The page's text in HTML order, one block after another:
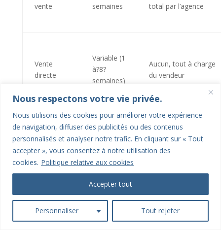
Nous respectons votre vie privée.
Nous utilisons des cookies pour améliorer votre expérience
de navigation, diffuser des publicités ou des contenus
personnalisés et analyser notre trafic. En cliquant sur « Tout
accepter », vous consentez à notre utilisation des
cookies. Politique relative aux cookies
Personnaliser Tout rejeter
Accepter tout
vente
semaines
total par l’agence
Vente
directe
Variable (1
à?8?
semaines)
Aucun, tout à charge
du vendeur
Comment choisir selon votre
situation
Posez-vous trois questions simples?:
Ai-je besoin d’un paiement rapide??
Suis-je prêt à gérer visites et négociation??
Quel prix minimum j’accepte??
Vos réponses dessinent immédiatement la bonne voie.